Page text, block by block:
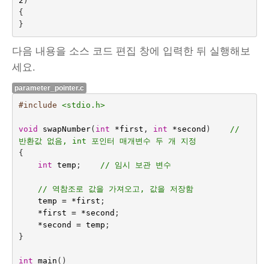
{
}
다음 내용을 소스 코드 편집 창에 입력한 뒤 실행해보
세요.
parameter_pointer.c
#include <stdio.h>
void swapNumber( int *first , int *second ) //
반환값 없음, int 포인터 매개변수 두 개 지정
{
int temp ; // 임시 보관 변수
// 역참조로 값을 가져오고, 값을 저장함
temp = *first ;
*first = *second ;
*second = temp ;
}
int main ()